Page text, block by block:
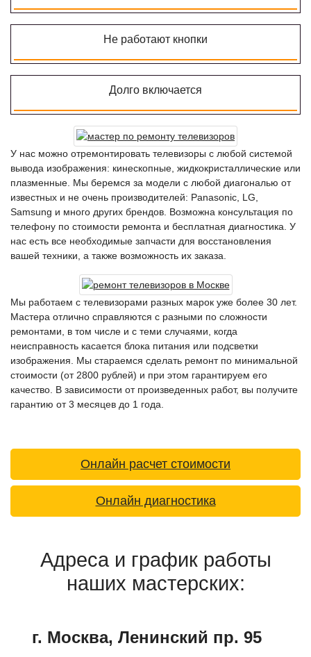
Не работают кнопки
Долго включается
У нас можно отремонтировать телевизоры с любой системой
вывода изображения: кинескопные, жидкокристаллические или
плазменные. Мы беремся за модели с любой диагональю от
известных и не очень производителей: Panasonic, LG,
Samsung и много других брендов. Возможна консультация по
телефону по стоимости ремонта и бесплатная диагностика. У
нас есть все необходимые запчасти для восстановления
вашей техники, а также возможность их заказа.
Мы работаем с телевизорами разных марок уже более 30 лет.
Мастера отлично справляются с разными по сложности
ремонтами, в том числе и с теми случаями, когда
неисправность касается блока питания или подсветки
изображения. Мы стараемся сделать ремонт по минимальной
стоимости (от 2800 рублей) и при этом гарантируем его
качество. В зависимости от произведенных работ, вы получите
гарантию от 3 месяцев до 1 года.
Онлайн расчет стоимости
Онлайн диагностика
Адреса и график работы
наших мастерских:
г. Москва, Ленинский пр. 95